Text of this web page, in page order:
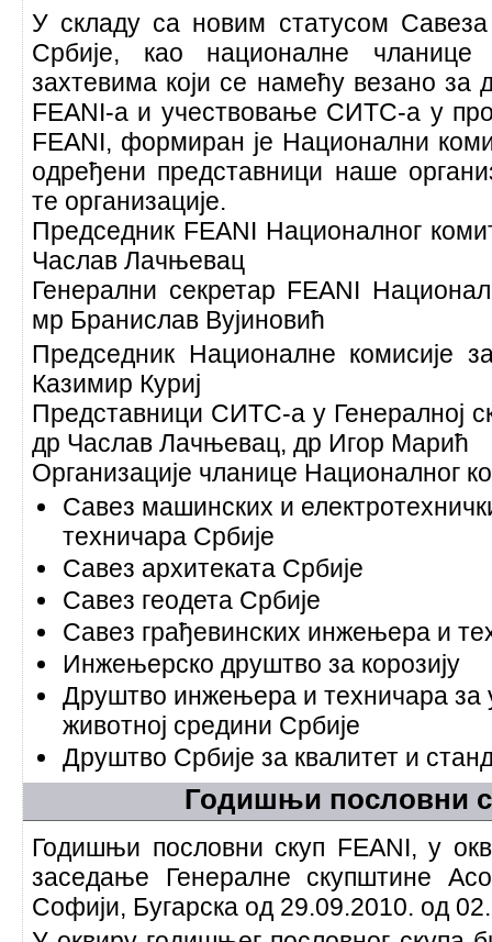
У складу са новим статусом
Србије, као националне
захтевима који се намећу везано
FEANI-а и учествовање СИТС-а у
FEANI, формиран је Национални
одређени представници наше
те организације.
Председник FEANI Националног
Часлав Лачњевац
Генерални секретар FEANI
мр Бранислав Вујиновић
Председник Националне комисије
Казимир Куриј
Представници СИТС-а у Генералној
др Часлав Лачњевац, др Игор Марић
Организације чланице Националног
Савез машинских и
техничара Србије
Савез архитеката Србије
Савез геодета Србије
Савез грађевинских инжењера и
Инжењерско друштво за корозију
Друштво инжењера и техничара
животној средини Србије
Друштво Србије за квалитет и
Годишњи пословни
Годишњи пословни скуп FEANI, у
заседање Генералне скупштине
Софији, Бугарска од 29.09.2010. од